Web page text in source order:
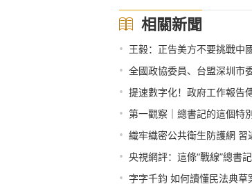
相關新聞
• 王毅：正告美方不要挑戰中
• 全國政協委員、台盟深圳市
• 提速數字化！政府工作報告
• 第一觀察｜總書記的這個特
• 織牢織密公共衛生防護網
• 央視網評：這條“戰線”總書
• 字字千鈞 如何讀懂民法典草